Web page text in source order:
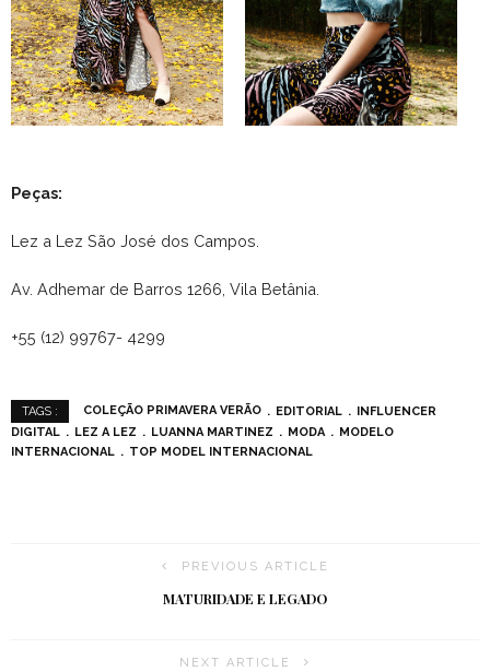
Peças:
Lez a Lez São José dos Campos.
Av. Adhemar de Barros 1266, Vila Betânia.
+55 (12) 99767- 4299
TAGS : COLEÇÃO PRIMAVERA VERÃO EDITORIAL
INFLUENCER
DIGITAL
LEZ A LEZ LUANNA MARTINEZ MODA
MODELO
INTERNACIONAL
TOP MODEL INTERNACIONAL
PREVIOUS ARTICLE
MATURIDADE E LEGADO
NEXT ARTICLE